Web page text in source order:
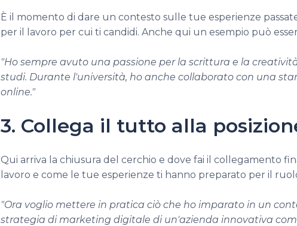
È il momento di dare un contesto sulle tue esperienze
per il lavoro per cui ti candidi. Anche qui un esempio può
"Ho sempre avuto una passione per la scrittura e la
studi. Durante l'università, ho anche collaborato con una
online."
3. Collega il tutto alla
Qui arriva la chiusura del cerchio e dove fai il collegamento
lavoro e come le tue esperienze ti hanno preparato per il
"Ora voglio mettere in pratica ciò che ho imparato in un
strategia di marketing digitale di un'azienda innovativa